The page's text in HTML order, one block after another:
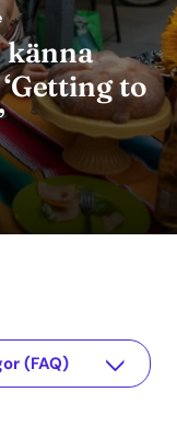
känna
to
Know You'
Know You'
spel
to Know You'
(FAQ)